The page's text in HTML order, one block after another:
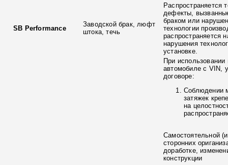
SB Performance
Заводской брак, люфт
штока, течь
Распространяется
дефекты,
браком или
технологии
распространяется
нарушения
установке.
При использовании
автомобиле с VIN,
договоре:
Соблюдении
затяжек
на
Самостоятельной
сторонних
доработке,
конструкции